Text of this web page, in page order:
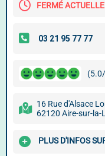
FERMÉ
16 Rue d'Alsace
62120 Aire-sur-la-
PLUS D'INFOS